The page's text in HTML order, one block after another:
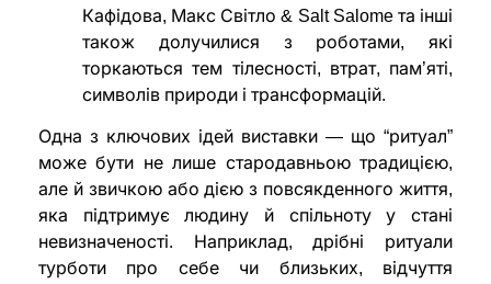
Кафідова, Макс Світло & Salt Salome та інші
також долучилися з роботами, які
торкаються тем тілесності, втрат, пам’яті,
символів природи і трансформацій.
Одна з ключових ідей виставки — що “ритуал”
може бути не лише стародавньою традицією,
але й звичкою або дією з повсякденного життя,
яка підтримує людину й спільноту у стані
невизначеності. Наприклад, дрібні ритуали
турботи про себе чи близьких, відчуття